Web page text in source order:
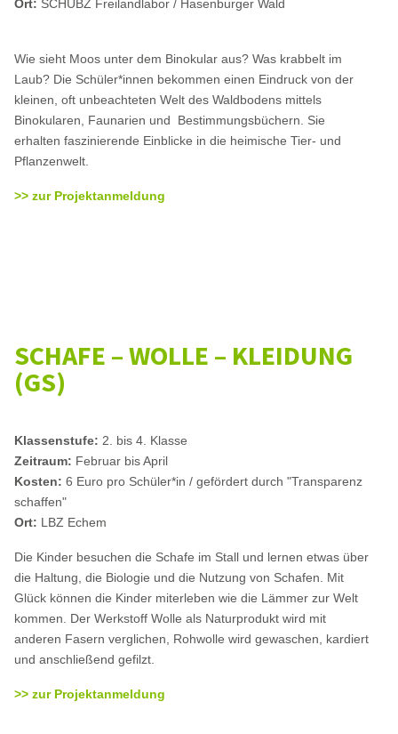
Ort: SCHUBZ Freilandlabor / Hasenburger Wald
Wie sieht Moos unter dem Binokular aus? Was krabbelt im
Laub? Die Schüler*innen bekommen einen Eindruck von der
kleinen, oft unbeachteten Welt des Waldbodens mittels
Binokularen, Faunarien und Bestimmungsbüchern. Sie
erhalten faszinierende Einblicke in die heimische Tier- und
Pflanzenwelt.
>> zur Projektanmeldung
SCHAFE – WOLLE – KLEIDUNG
(GS)
Klassenstufe: 2. bis 4. Klasse
Zeitraum: Februar bis April
Kosten:6 Euro pro Schüler*in / gefördert durch "Transparenz
schaffen"
Ort: LBZ Echem
Die Kinder besuchen die Schafe im Stall und lernen etwas über
die Haltung, die Biologie und die Nutzung von Schafen. Mit
Glück können die Kinder miterleben wie die Lämmer zur Welt
kommen. Der Werkstoff Wolle als Naturprodukt wird mit
anderen Fasern verglichen, Rohwolle wird gewaschen, kardiert
und anschließend gefilzt.
>> zur Projektanmeldung